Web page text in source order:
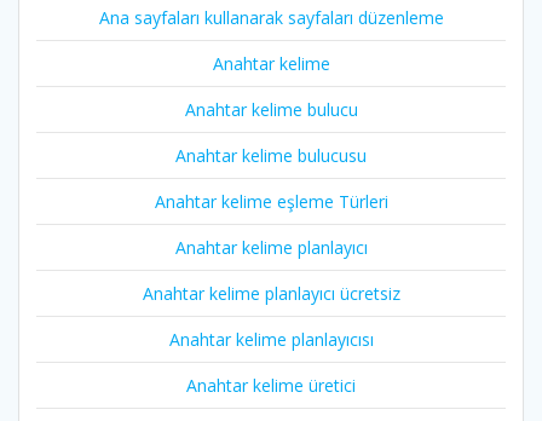
Ana sayfaları kullanarak sayfaları düzenleme
Anahtar kelime
Anahtar kelime bulucu
Anahtar kelime bulucusu
Anahtar kelime eşleme Türleri
Anahtar kelime planlayıcı
Anahtar kelime planlayıcı ücretsiz
Anahtar kelime planlayıcısı
Anahtar kelime üretici